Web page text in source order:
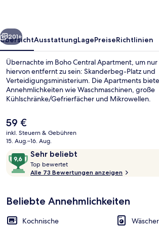
Weiter
201+
ÜbersichtAusstattungLagePreiseRichtlinien
Übernachte im Boho Central Apartment, um
hiervon entfernt zu sein: Skanderbeg-Platz und
Verteidigungsministerium. Die Apartments
Annehmlichkeiten wie Waschmaschinen, große
Kühlschränke/Gefrierfächer und Mikrowellen.
Der
aktuelle
Preis
59 €.
59 €
inkl. Steuern & Gebühren
15. Aug.–16. Aug.
Bewertungen
Sehr beliebt
9,6
von
10,
beliebt
Top bewertet
o
b
Alle 73 Bewertungen anzeigen
Beliebte Annehmlichkeiten
Kochnische